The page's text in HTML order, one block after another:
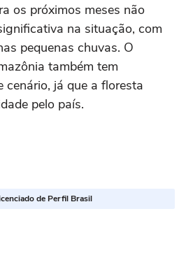
os próximos meses não
na situação, com
pequenas chuvas. O
também tem
cenário, já que a floresta
pelo país.
de Perfil Brasil